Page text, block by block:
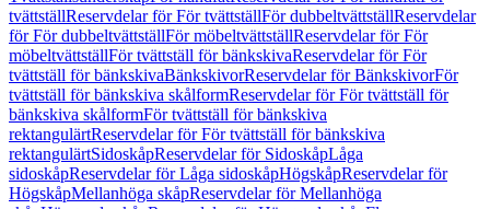
tvättställReservdelar för För tvättställFör dubbeltvättställReservdelar
för För dubbeltvättställFör möbeltvättställReservdelar för För
möbeltvättställFör tvättställ för bänkskivaReservdelar för För
tvättställ för bänkskivaBänkskivorReservdelar för BänkskivorFör
tvättställ för bänkskiva skålformReservdelar för För tvättställ för
bänkskiva skålformFör tvättställ för bänkskiva
rektangulärtReservdelar för För tvättställ för bänkskiva
rektangulärtSidoskåpReservdelar för SidoskåpLåga
sidoskåpReservdelar för Låga sidoskåpHögskåpReservdelar för
HögskåpMellanhöga skåpReservdelar för Mellanhöga